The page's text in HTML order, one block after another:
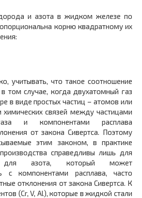
и азота в жидком железе по
корню квадратному их
учитывать, что такое соотношение
том случае, когда двухатомный газ
в виде простых частиц – атомов или
химических связей между частицами
и компонентами расплава
от закона Сивертса. Поэтому
этим законом, в практике
справедливы лишь для
азота, который может
с компонентами расплава, часто
отклонения от закона Сивертса. К
(Cr, V, Al), которые в жидкой стали